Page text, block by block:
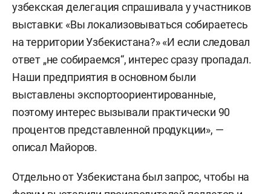
узбекская делегация спрашивала у участников
выставки: «Вы локализовываться собираетесь
на территории Узбекистана?» «И если следовал
ответ „не собираемся“, интерес сразу пропадал.
Наши предприятия в основном были
выставлены экспортоориентированные,
поэтому интерес вызывали практически 90
процентов представленной продукции», —
описал Майоров.
Отдельно от Узбекистана был запрос, чтобы на